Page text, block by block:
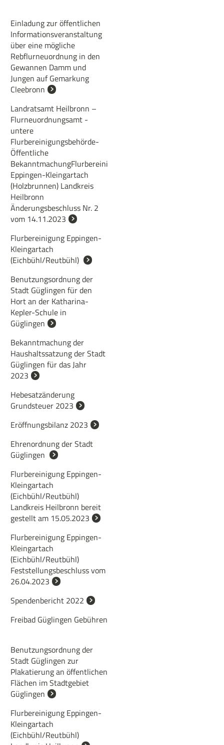
Einladung zur öffentlichen
Informationsveranstaltung
über eine mögliche
Rebflurneuordnung in den
Gewannen Damm und
Jungen auf Gemarkung
Cleebronn
Landratsamt Heilbronn –
Flurneuordnungsamt -
untere
Flurbereinigungsbehörde-
Öffentliche
BekanntmachungFlurbereinigung
Eppingen-Kleingartach
(Holzbrunnen) Landkreis
Heilbronn
Änderungsbeschluss Nr. 2
vom 14.11.2023
Flurbereinigung Eppingen-
Kleingartach
(Eichbühl/Reutbühl)
Benutzungsordnung der
Stadt Güglingen für den
Hort an der Katharina-
Kepler-Schule in
Güglingen
Bekanntmachung der
Haushaltssatzung der Stadt
Güglingen für das Jahr
2023
Hebesatzänderung
Grundsteuer 2023
Eröffnungsbilanz 2023
Ehrenordnung der Stadt
Güglingen
Flurbereinigung Eppingen-
Kleingartach
(Eichbühl/Reutbühl)
Landkreis Heilbronn bereit
gestellt am 15.05.2023
Flurbereinigung Eppingen-
Kleingartach
(Eichbühl/Reutbühl)
Feststellungsbeschluss vom
26.04.2023
Spendenbericht 2022
Freibad Güglingen Gebühren
Benutzungsordnung der
Stadt Güglingen zur
Plakatierung an öffentlichen
Flächen im Stadtgebiet
Güglingen
Flurbereinigung Eppingen-
Kleingartach
(Eichbühl/Reutbühl)